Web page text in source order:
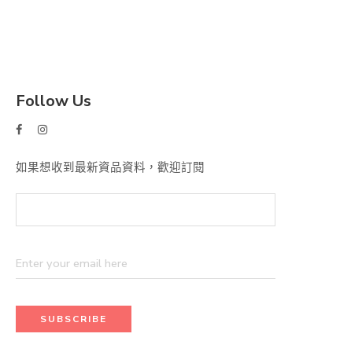
Follow Us
如果想收到最新資品資料，歡迎訂閱